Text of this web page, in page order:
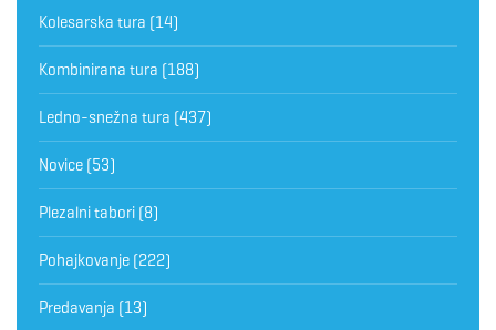
Kolesarska tura (14)
Kombinirana tura (188)
Ledno-snežna tura (437)
Novice (53)
Plezalni tabori (8)
Pohajkovanje (222)
Predavanja (13)